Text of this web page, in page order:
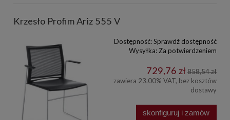
Krzesło Profim Ariz 555 V
Dostępność:Sprawdź dostępność
Wysyłka: Za potwierdzeniem
729,76 zł 858,54 zł
zawiera 23.00% VAT, bez kosztów
dostawy
skonfiguruj i zamów